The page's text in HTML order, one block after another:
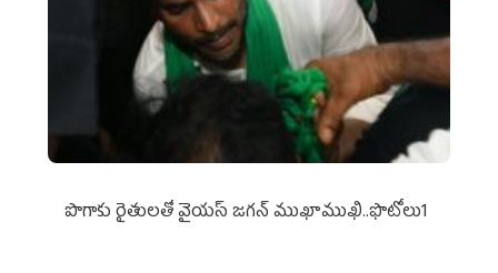
పొగాకు రైతుల‌తో వైయ‌స్ జ‌గ‌న్ ముఖాముఖి..ఫొటోలు1